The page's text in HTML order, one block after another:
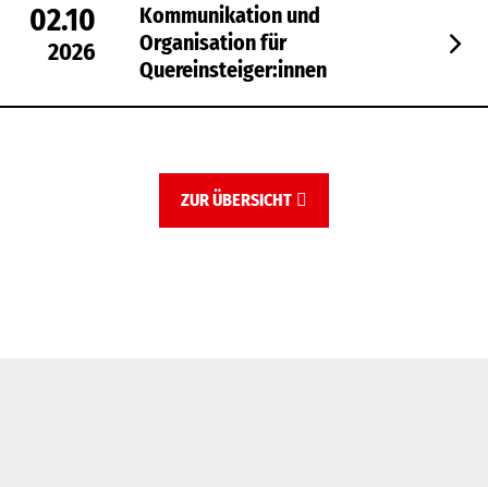
02.10
2026
Kommunikation und
Organisation für
Quereinsteiger:innen
ZUR ÜBERSICHT